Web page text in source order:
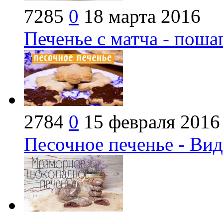
7285 0 18 марта 2016
Печенье с матча -
2784 0 15 февраля 2016
Песочное печенье -